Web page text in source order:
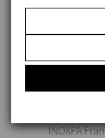
INOXPA
INOXPA
INOXPA